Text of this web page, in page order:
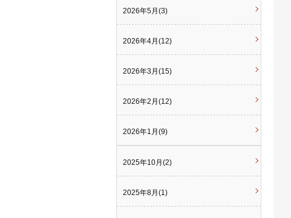
2026年5月(3)
2026年4月(12)
2026年3月(15)
2026年2月(12)
2026年1月(9)
2025年10月(2)
2025年8月(1)